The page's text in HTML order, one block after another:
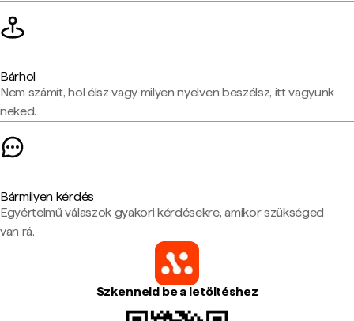
Bárhol
Nem számít, hol élsz vagy milyen nyelven beszélsz, itt vagyunk
neked.
Bármilyen kérdés
Egyértelmű válaszok gyakori kérdésekre, amikor szükséged
van rá.
Szkenneld be a letöltéshez